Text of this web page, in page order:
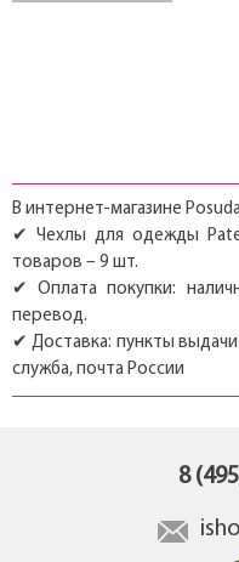
В интернет-магазине
✔ Чехлы для одежды
товаров – 9 шт.
✔ Оплата покупки:
перевод.
✔ Доставка: пункты выдачи
служба, почта России
8